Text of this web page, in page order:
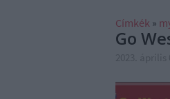
Címkék »
Go